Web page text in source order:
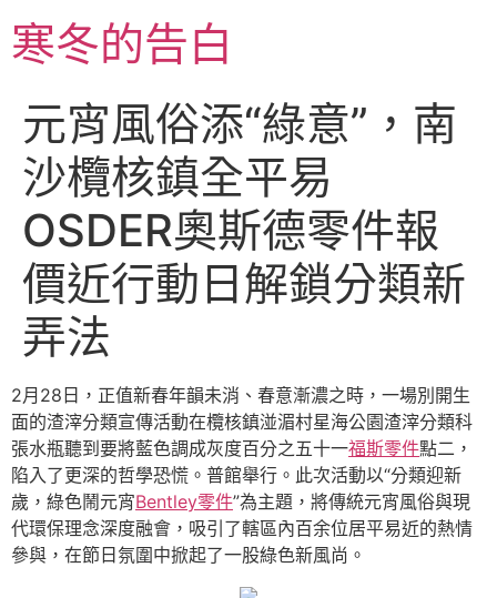
至
主寒冬的告白
元宵風俗添“綠意”，南
沙欖核鎮全平易
OSDER奧斯德零件報
價近行動日解鎖分類新
弄法
2月28日，正值新春年韻未消、春意漸濃之時，一場別開生
面的渣滓分類宣傳活動在欖核鎮湴湄村星海公園渣滓分類科
張水瓶聽到要將藍色調成灰度百分之五十一福斯零件點二，
陷入了更深的哲學恐慌。普館舉行。此次活動以“分類迎新
歲，綠色鬧元宵Bentley零件”為主題，將傳統元宵風俗與現
代環保理念深度融會，吸引了轄區內百余位居平易近的熱情
參與，在節日氛圍中掀起了一股綠色新風尚。